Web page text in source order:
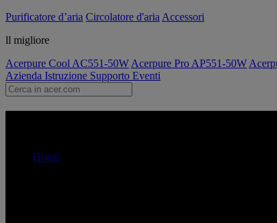
Purificatore d’aria Circolatore d'aria Accessori
ll migliore
Acerpure Cool AC551-50W Acerpure Pro AP551-50W
Azienda Istruzione Supporto Eventi
Home